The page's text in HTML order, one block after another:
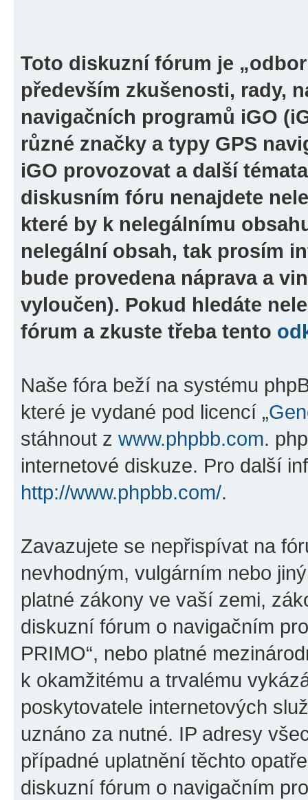
Toto diskuzní fórum je
především zkušenosti, rady,
navigačních programů iGO
různé značky a typy GPS
iGO provozovat a další
diskusním fóru nenajdete
které by k nelegálnímu
nelegální obsah, tak prosím
bude provedena náprava a
vyloučen). Pokud hledáte
fórum a zkuste třeba tento
Naše fóra beží na systému
které je vydané pod licencí „
stáhnout z www.phpbb.com.
internetové diskuze. Pro další
http://www.phpbb.com/.
Zavazujete se nepřispívat na
nevhodným, vulgárním nebo
platné zákony ve vaší zemi,
diskuzní fórum o navigačním
PRIMO“, nebo platné
k okamžitému a trvalému
poskytovatele internetových
uznáno za nutné. IP adresy
případné uplatnění těchto
diskuzní fórum o navigačním